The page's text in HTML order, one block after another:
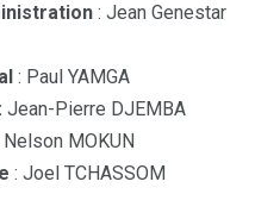
: Jean Genestar
: Paul YAMGA
Jean-Pierre DJEMBA
Nelson MOKUN
: Joel TCHASSOM